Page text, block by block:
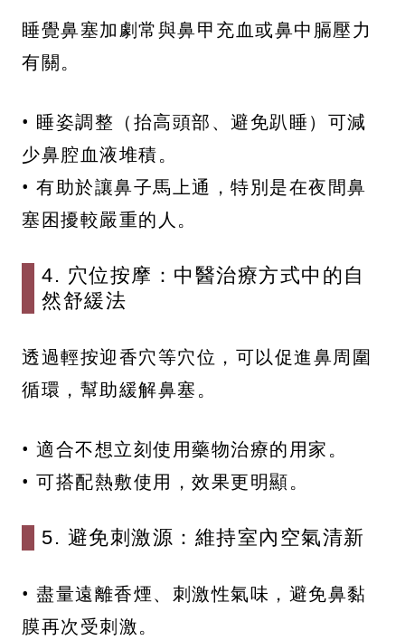
睡覺鼻塞加劇常與鼻甲充血或鼻中膈壓力
有關。
• 睡姿調整（抬高頭部、避免趴睡）可減
少鼻腔血液堆積。
• 有助於讓鼻子馬上通，特別是在夜間鼻
塞困擾較嚴重的人。
4. 穴位按摩：中醫治療方式中的自
然舒緩法
透過輕按迎香穴等穴位，可以促進鼻周圍
循環，幫助緩解鼻塞。
• 適合不想立刻使用藥物治療的用家。
• 可搭配熱敷使用，效果更明顯。
5. 避免刺激源：維持室內空氣清新
• 盡量遠離香煙、刺激性氣味，避免鼻黏
膜再次受刺激。